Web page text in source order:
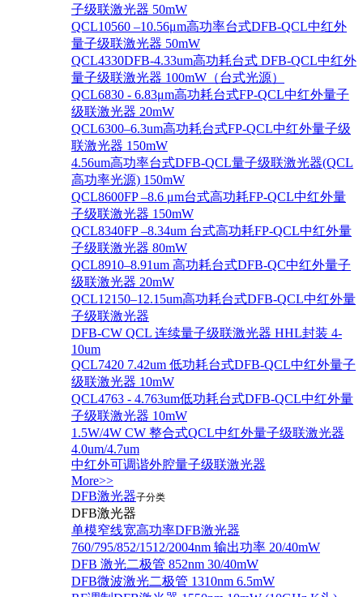
子级联激光器 50mW
QCL10560 –10.56μm高功率台式DFB-QCL中红外
量子级联激光器 50mW
QCL4330DFB-4.33um高功耗台式 DFB-QCL中红外
量子级联激光器 100mW（台式光源）
QCL6830 - 6.83μm高功耗台式FP-QCL中红外量子
级联激光器 20mW
QCL6300–6.3um高功耗台式FP-QCL中红外量子级
联激光器 150mW
4.56um高功率台式DFB-QCL量子级联激光器(QCL
高功率光源) 150mW
QCL8600FP –8.6 μm台式高功耗FP-QCL中红外量
子级联激光器 150mW
QCL8340FP –8.34um 台式高功耗FP-QCL中红外量
子级联激光器 80mW
QCL8910–8.91um 高功耗台式DFB-QC中红外量子
级联激光器 20mW
QCL12150–12.15um高功耗台式DFB-QCL中红外量
子级联激光器
DFB-CW QCL 连续量子级联激光器 HHL封装 4-
10um
QCL7420 7.42um 低功耗台式DFB-QCL中红外量子
级联激光器 10mW
QCL4763 - 4.763um低功耗台式DFB-QCL中红外量
子级联激光器 10mW
1.5W/4W CW 整合式QCL中红外量子级联激光器
4.0um/4.7um
中红外可调谐外腔量子级联激光器
More>>
DFB激光器子分类
DFB激光器
单模窄线宽高功率DFB激光器
760/795/852/1512/2004nm 输出功率 20/40mW
DFB 激光二极管 852nm 30/40mW
DFB微波激光二极管 1310nm 6.5mW